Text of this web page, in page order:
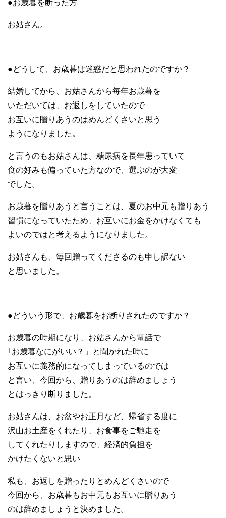
●お歳暮を断った方
お姑さん。
●どうして、お歳暮は迷惑だと思われたのですか？
結婚してから、お姑さんから毎年お歳暮を
いただいては、お返しをしていたので
お互いに贈りあうのはめんどくさいと思う
ようになりました。
と言うのもお姑さんは、糖尿病を長年患っていて
食の好みも偏っていた方なので、選ぶのが大変
でした。
お歳暮を贈りあうと言うことは、夏のお中元も贈りあう
習慣になっていたため、お互いにお金をかけなくても
よいのではと考えるようになりました。
お姑さんも、毎回贈ってくださるのも申し訳ない
と思いました。
●どういう形で、お歳暮をお断りされたのですか？
お歳暮の時期になり、お姑さんから電話で
｢お歳暮なにがいい？」と聞かれた時に
お互いに義務的になってしまっているのでは
と言い、今回から、贈りあうのは辞めましょう
とはっきり断りました。
お姑さんは、お盆やお正月など、帰省する度に
沢山お土産をくれたり、お食事をご馳走を
してくれたりしますので、経済的負担を
かけたくないと思い
私も、お返しを贈ったりとめんどくさいので
今回から、お歳暮もお中元もお互いに贈りあう
のは辞めましょうと決めました。